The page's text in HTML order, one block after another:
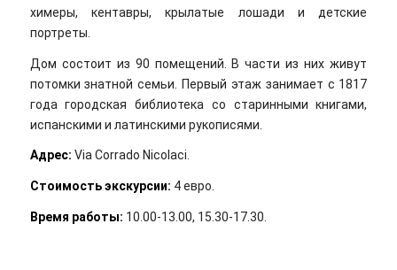
химеры, кентавры, крылатые лошади и детские
портреты.
Дом состоит из 90 помещений. В части из них живут
потомки знатной семьи. Первый этаж занимает с 1817
года городская библиотека со старинными книгами,
испанскими и латинскими рукописями.
Адрес: Via Corrado Nicolaci.
Стоимость экскурсии: 4 евро.
Время работы: 10.00-13.00, 15.30-17.30.